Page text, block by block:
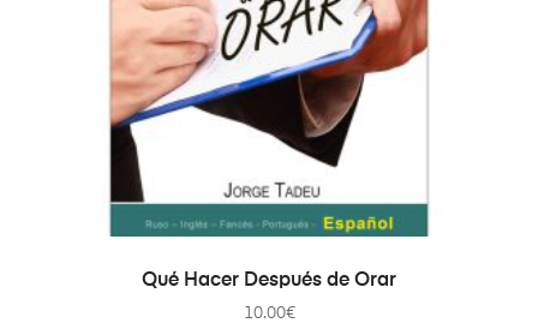
AÑADIR AL CARRITO
Qué Hacer Después de Orar
10.00€